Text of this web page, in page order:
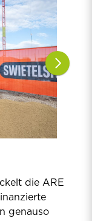
die ARE
genauso